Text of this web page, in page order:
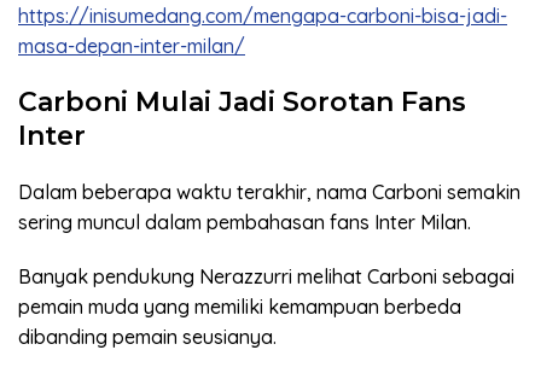
https://inisumedang.com/mengapa-carboni-bisa-jadi-
masa-depan-inter-milan/
Carboni Mulai Jadi Sorotan Fans
Inter
Dalam beberapa waktu terakhir, nama Carboni semakin
sering muncul dalam pembahasan fans Inter Milan.
Banyak pendukung Nerazzurri melihat Carboni sebagai
pemain muda yang memiliki kemampuan berbeda
dibanding pemain seusianya.